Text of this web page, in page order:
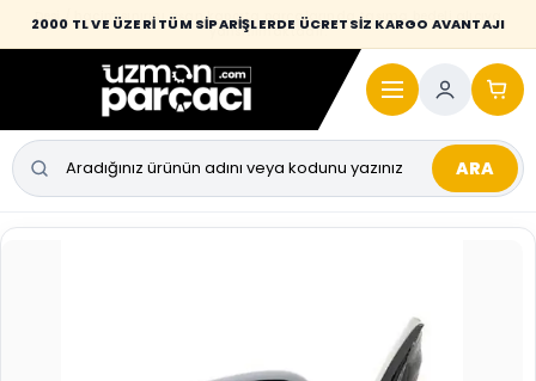
2000 TL VE ÜZERİ TÜM SİPARİŞLERDE ÜCRETSİZ KARGO AVANTAJI
Desi / hacim sınırını aşan kaporta parçalarında taşıma bedeli alıcıya
yansıtılmaktadır.
ARA